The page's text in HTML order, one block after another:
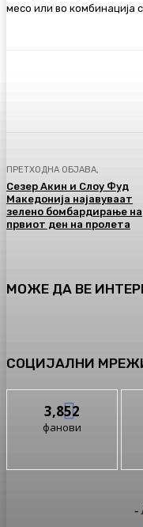
месо или во комбинација
ПРЕТХОДНА ОБЈАВА,
Сезер Акин и Слоу Фуд
Македонија најавуваат
зелено бомбардирање на
првиот ден на пролета
МОЖЕ ДА ВЕ
СОЦИЈАЛНИ
3,852
фанови
-